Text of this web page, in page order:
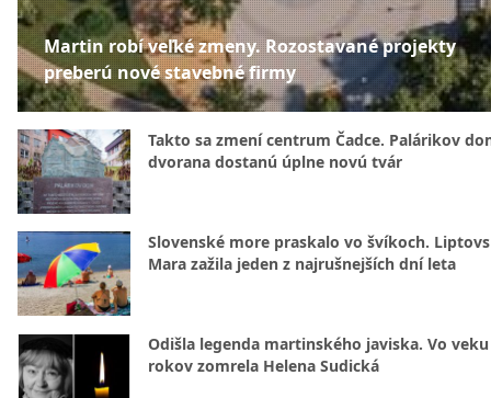
Martin robí veľké zmeny. Rozostavané projekty
preberú nové stavebné firmy
Takto sa zmení centrum Čadce. Palárikov
dvorana dostanú úplne novú tvár
Slovenské more praskalo vo švíkoch.
Mara zažila jeden z najrušnejších dní leta
Odišla legenda martinského javiska. Vo veku
rokov zomrela Helena Sudická